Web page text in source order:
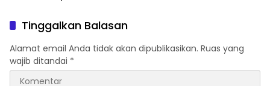
Tinggalkan Balasan
Alamat email Anda tidak akan dipublikasikan. Ruas yang
wajib ditandai *